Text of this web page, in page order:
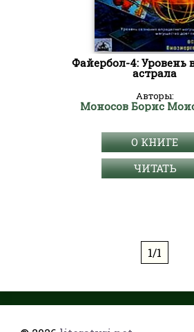
Файербол-4: Уровень
астрала
Авторы:
Моносов Борис
О КНИГЕ
ЧИТАТЬ
1/1